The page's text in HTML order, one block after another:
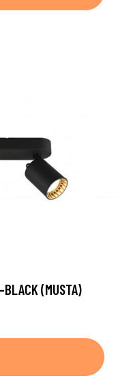
BLACK (MUSTA)